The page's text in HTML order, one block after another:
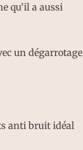
qu’il a aussi
un dégarrotage
anti bruit idéal